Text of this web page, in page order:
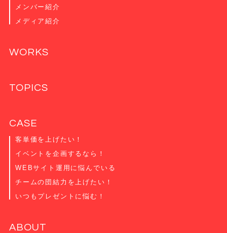
メンバー紹介
メディア紹介
WORKS
TOPICS
CASE
客単価を上げたい！
イベントを企画するなら！
WEBサイト運用に悩んでいる
チームの団結力を上げたい！
いつもプレゼントに悩む！
ABOUT